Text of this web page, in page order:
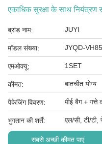
एकाधिक सुरक्षा के साथ नियंत्रण
ब्रांड नाम: JUYI
मॉडल संख्या: JYQD-
एमओक्यू: 1SET
कीमत: बातचीत योग्य
पैकेजिंग विवरण: पीई बैग + गत्ते
भुगतान की शर्तें: एल/सी, टी/टी,
सबसे अच्छी कीमत पाएं